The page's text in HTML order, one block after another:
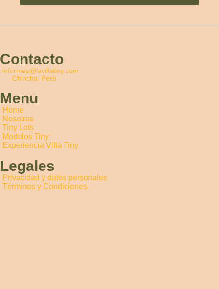
Contacto
informes@lavillatiny.com
Chincha, Perú
Menu
Home
Nosotros
Tiny Lots
Modelos Tiny
Experiencia Villa Tiny
Legales
Privacidad y datos personales
Términos y Condiciones